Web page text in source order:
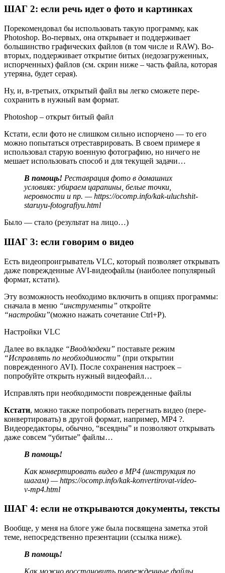
ШАГ 2: если речь идет о фото и картинках
Порекомендовал бы использовать такую программу, как
Photoshop. Во-первых, она открывает и поддерживает
большинство графических файлов (в том числе и RAW). Во-
вторых, поддерживает открытие битых (недозагруженных,
испорченных) файлов (см. скрин ниже – часть файла, которая
утеряна, будет серая).
Ну, и, в-третьих, открытый файл вы легко сможете пере-
сохранить в нужный вам формат.
Photoshop – открыт битый файл
Кстати, если фото не слишком сильно испорчено — то его
можно попытаться отреставрировать. В своем примере я
использовал старую военную фотографию, но ничего не
мешает использовать способ и для текущей задачи…
В помощь! Реставрация фото в домашних
условиях: убираем царапины, белые точки,
неровности и пр. —https://ocomp.info/kak-uluchshit-
staruyu-fotografiyu.html
Было — стало (результат на лицо…)
ШАГ 3: если говорим о видео
Есть видеопроигрыватель VLC, который позволяет открывать
даже поврежденные AVI-видеофайлы (наиболее популярный
формат, кстати).
Эту возможность необходимо включить в опциях программы:
сначала в меню “инструменты” откройте
“настройки”(можно нажать сочетание Ctrl+P).
Настройки VLC
Далее во вкладке “Ввод/кодеки” поставьте режим
“Исправлять по необходимости” (при открытии
поврежденного AVI). После сохранения настроек –
попробуйте открыть нужный видеофайл…
Исправлять при необходимости поврежденные файлы
Кстати, можно также попробовать перегнать видео (пере-
конвертировать) в другой формат, например, MP4 ?.
Видеоредакторы, обычно, “всеядны” и позволяют открывать
даже совсем “убитые” файлы…
В помощь!
Как конвертировать видео в MP4 (инструкция по
шагам) —https://ocomp.info/kak-konvertirovat-video-
v-mp4.html
ШАГ 4: если не открываются документы, тексты
Вообще, у меня на блоге уже была посвящена заметка этой
теме, непосредственно презентации (ссылка ниже).
В помощь!
Как можно восстановить поврежденные файлы